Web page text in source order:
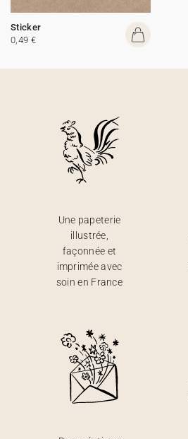
Sticker
0,49 €
Une papeterie
illustrée,
façonnée et
imprimée avec
soin en France